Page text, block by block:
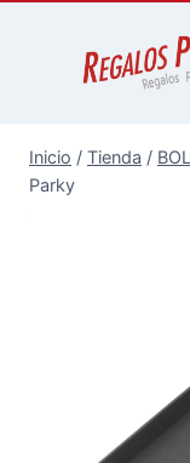
Inicio / Tienda /
Parky